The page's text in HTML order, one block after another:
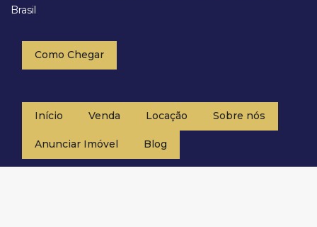
Brasil
Como Chegar
Início Venda Locação Sobre nós
Anunciar Imóvel Blog